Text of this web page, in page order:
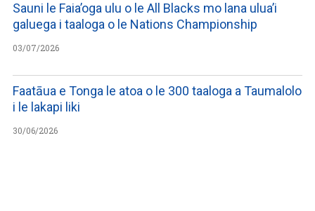
Sauni le Faia’oga ulu o le All Blacks mo lana ulua’i
galuega i taaloga o le Nations Championship
03/07/2026
Faatāua e Tonga le atoa o le 300 taaloga a Taumalolo
i le lakapi liki
30/06/2026